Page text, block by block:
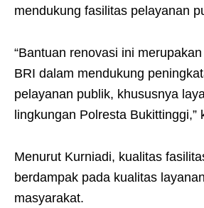
mendukung fasilitas pelayanan
“Bantuan renovasi ini
BRI dalam mendukung
pelayanan publik, khususnya
lingkungan Polresta Bukittinggi,”
Menurut Kurniadi, kualitas
berdampak pada kualitas
masyarakat.